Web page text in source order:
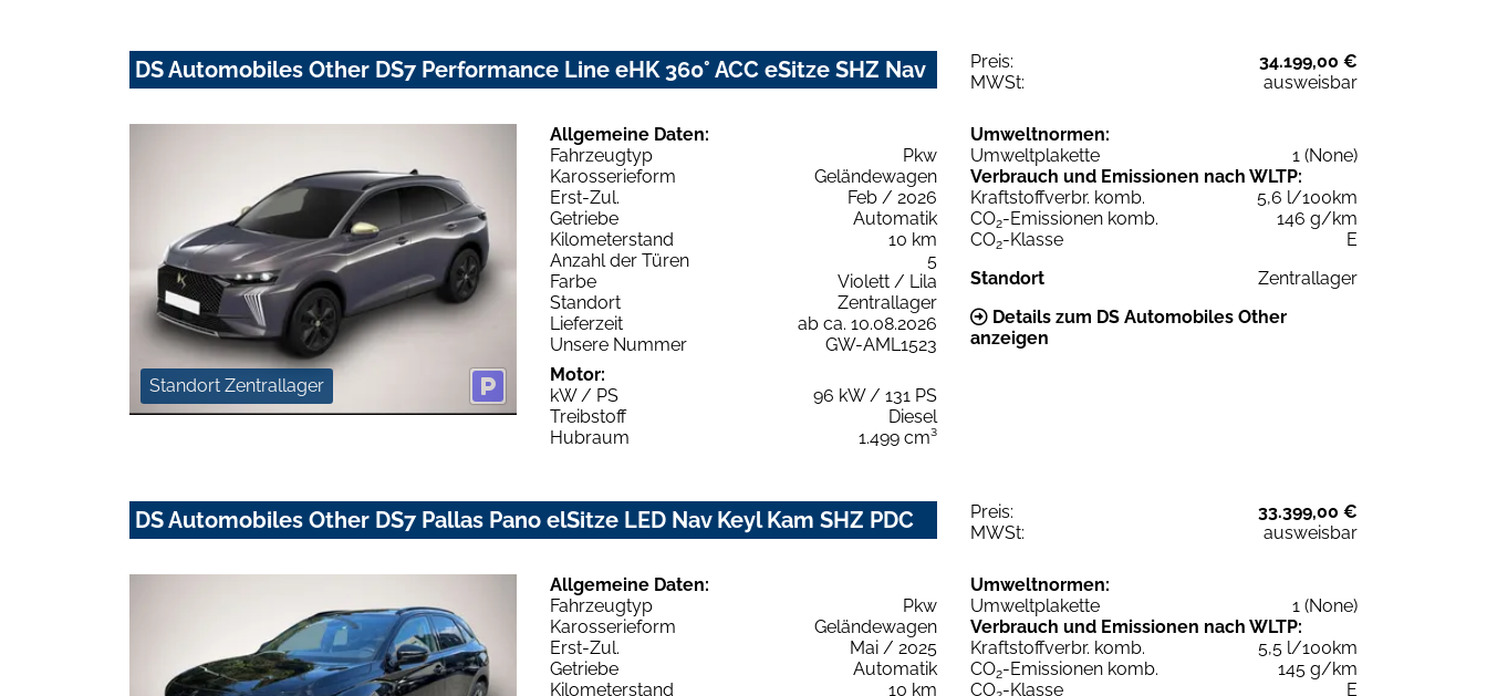
DS Automobiles Other DS7 Performance Line eHK 360° ACC eSitze SHZ Nav Preis:
34.199,00 €
MWSt:
ausweisbar
Standort Zentrallager
Allgemeine Daten:
Fahrzeugtyp
Pkw
Karosserieform
Geländewagen
Erst-Zul.
Feb / 2026
Getriebe
Automatik
Kilometerstand
10 km
Anzahl der Türen
5
Farbe
Violett / Lila
Standort
Zentrallager
Lieferzeit
ab ca. 10.08.2026
Unsere Nummer
GW-AML1523
Motor:
kW / PS
96 kW / 131 PS
Treibstoff
Diesel
Hubraum
1.499 cm³
Umweltnormen:
Umweltplakette
1 (None)
Verbrauch und Emissionen nach WLTP:
Kraftstoffverbr. komb.
5,6 l/100km
CO2-Emissionen komb.
146 g/km
CO2-Klasse
E
Standort
Zentrallager
Details zum DS Automobiles Other
anzeigen
DS Automobiles Other DS7 Pallas Pano elSitze LED Nav Keyl Kam SHZ PDC Preis:
33.399,00 €
MWSt:
ausweisbar
Allgemeine Daten:
Fahrzeugtyp
Pkw
Karosserieform
Geländewagen
Erst-Zul.
Mai / 2025
Getriebe
Automatik
Kilometerstand
10 km
Umweltnormen:
Umweltplakette
1 (None)
Verbrauch und Emissionen nach WLTP:
Kraftstoffverbr. komb.
5,5 l/100km
CO2-Emissionen komb.
145 g/km
CO -Klasse
E